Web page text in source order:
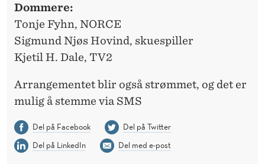
Dommere:
Tonje Fyhn, NORCE
Sigmund Njøs Hovind, skuespiller
Kjetil H. Dale, TV2
Arrangementet blir også strømmet, og det er
mulig å stemme via SMS
Del på Facebook
Del på Twitter
Del på LinkedIn
Del med e-post